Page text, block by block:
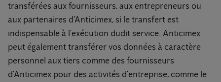
transférées aux fournisseurs, aux entrepreneurs ou
aux partenaires d’Anticimex, si le transfert est
indispensable à l’exécution dudit service. Anticimex
peut également transférer vos données à caractère
personnel aux tiers comme des fournisseurs
d’Anticimex pour des activités d’entreprise, comme le